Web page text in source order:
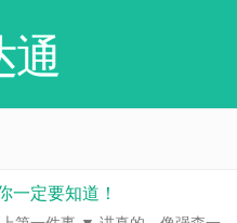
通
一定要知道！